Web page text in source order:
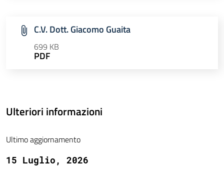
C.V. Dott. Giacomo Guaita
699 KB
PDF
Ulteriori informazioni
Ultimo aggiornamento
15 Luglio, 2026